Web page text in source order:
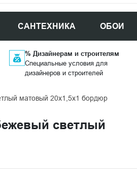
САНТЕХНИКА ОБОИ
% Дизайнерам и строителям
Специальные условия для
дизайнеров и строителей
матовый 20x1,5x1 бордюр
светлый